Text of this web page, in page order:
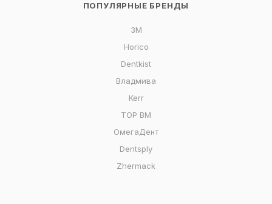
ПОПУЛЯРНЫЕ БРЕНДЫ
3M
Horico
Dentkist
Владмива
Kerr
ТОР ВМ
ОмегаДент
Dentsply
Zhermack